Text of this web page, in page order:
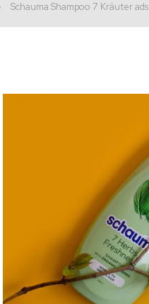
Schauma Shampoo 7 Kräuter ads